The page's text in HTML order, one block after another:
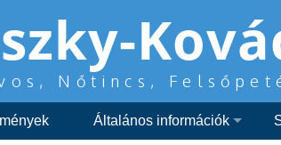
Nőtincs,
Általános információk